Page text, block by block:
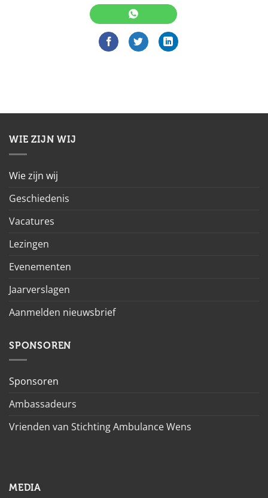
WIE ZIJN WIJ
Wie zijn wij
Geschiedenis
Vacatures
Lezingen
Evenementen
Jaarverslagen
Aanmelden nieuwsbrief
SPONSOREN
Sponsoren
Ambassadeurs
Vrienden van Stichting Ambulance Wens
MEDIA